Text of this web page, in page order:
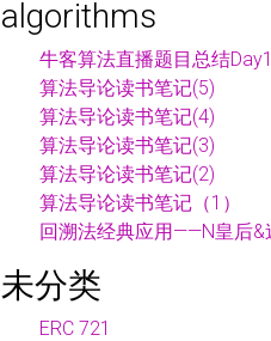
algorithms
牛客算法直播题目总结
算法导论读书笔记(5)
算法导论读书笔记(4)
算法导论读书笔记(3)
算法导论读书笔记(2)
算法导论读书笔记（1）
回溯法经典应用——N皇后&
未分类
ERC 721